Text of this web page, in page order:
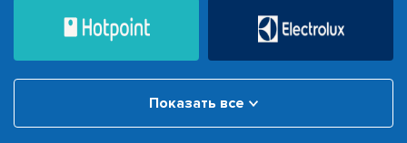
Показать все